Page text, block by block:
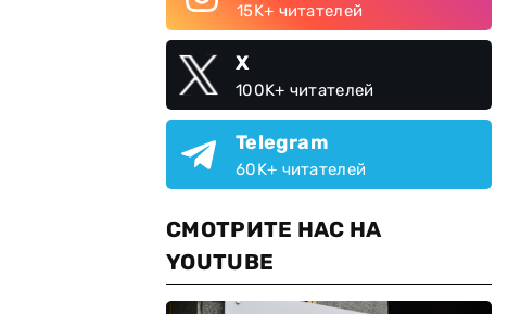
15K+ читателей
X
100K+ читателей
Telegram
60K+ читателей
СМОТРИТЕ НАС НА
YOUTUBE